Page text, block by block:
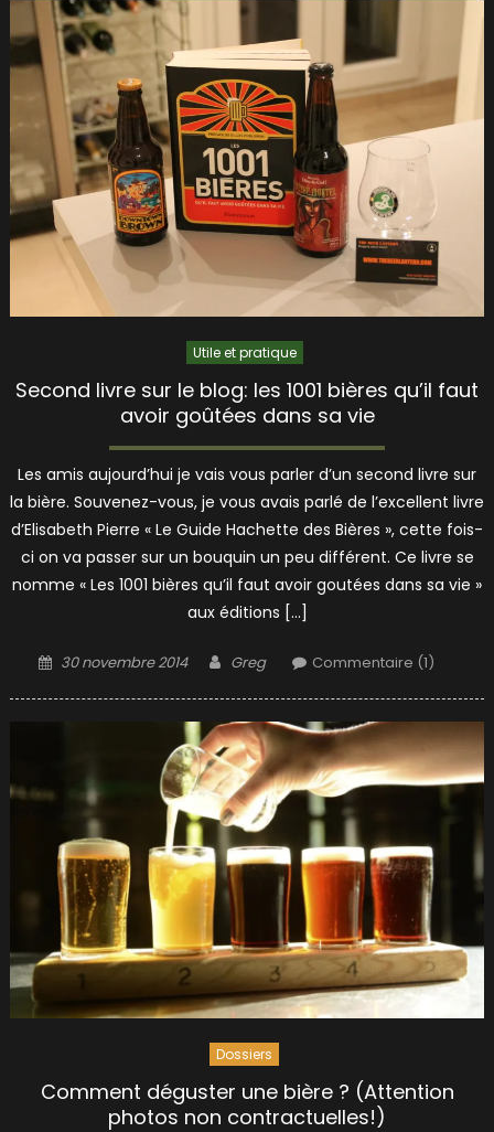
Utile et pratique
Second livre sur le blog: les 1001 bières qu’il faut
avoir goûtées dans sa vie
Les amis aujourd’hui je vais vous parler d’un second livre sur
la bière. Souvenez-vous, je vous avais parlé de l’excellent livre
d’Elisabeth Pierre « Le Guide Hachette des Bières », cette fois-
ci on va passer sur un bouquin un peu différent. Ce livre se
nomme « Les 1001 bières qu’il faut avoir goutées dans sa vie »
aux éditions […]
Posted
30 novembre 2014 Author
Greg Commentaire (1)
Dossiers
Comment déguster une bière ? (Attention
photos non contractuelles!)